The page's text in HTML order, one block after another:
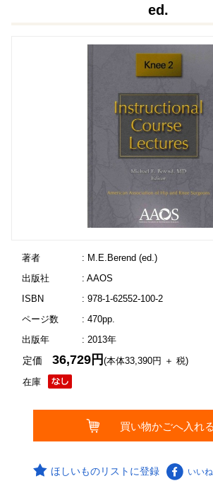
ed.
著者
: M.E.Berend (ed.)
出版社
: AAOS
ISBN
: 978-1-62552-100-2
ページ数
: 470pp.
出版年
: 2013年
在庫
定価36,729円(本体33,390円 ＋ 税)
ほしいものリストに登録 いいね